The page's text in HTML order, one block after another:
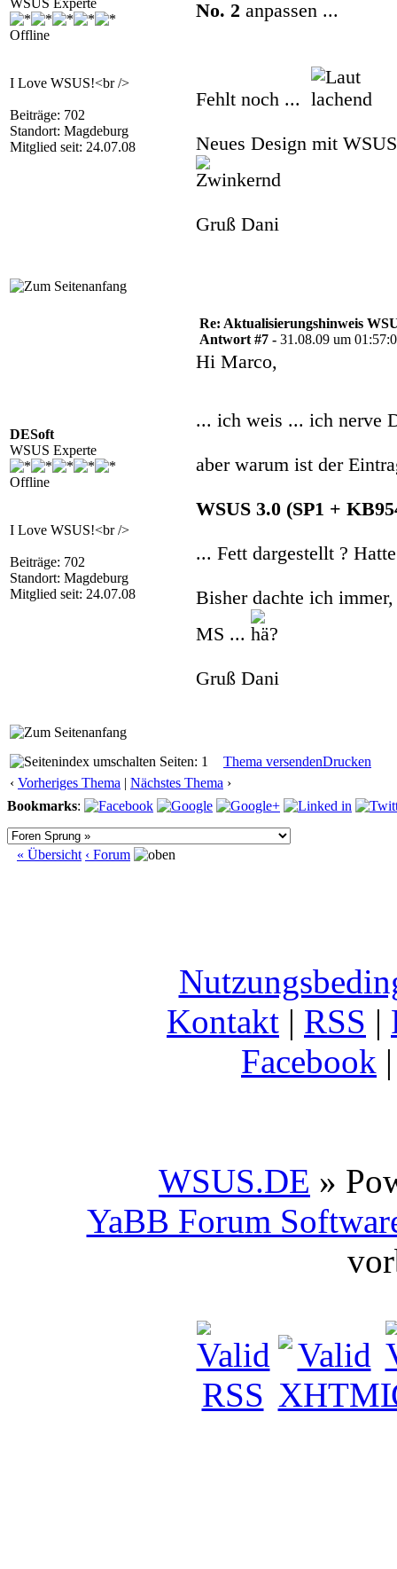
WSUS Experte
Offline
I Love WSUS!<br />
Beiträge: 702
Standort: Magdeburg
Mitglied seit: 24.07.08
No. 2 anpassen ...
Fehlt noch ...
Neues Design mit
Gruß Dani
DESoft
WSUS Experte
Offline
I Love WSUS!<br />
Beiträge: 702
Standort: Magdeburg
Mitglied seit: 24.07.08
Re: Aktualisierungshinweis
Antwort #7 - 31.08.09 um
Hi Marco,
... ich weis ... ich nerve
aber warum ist der
WSUS 3.0 (SP1 +
... Fett dargestellt ?
Bisher dachte ich
MS ...
Gruß Dani
Seiten: 1 Thema versendenDrucken
‹ Vorheriges Thema | Nächstes Thema ›
Bookmarks:
« Übersicht ‹ Forum
Kontakt | RSS |
Facebook
WSUS.DE »
YaBB Forum